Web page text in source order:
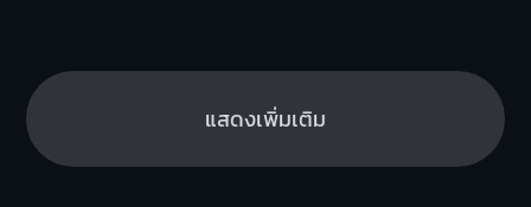
แสดงเพิ่มเติม